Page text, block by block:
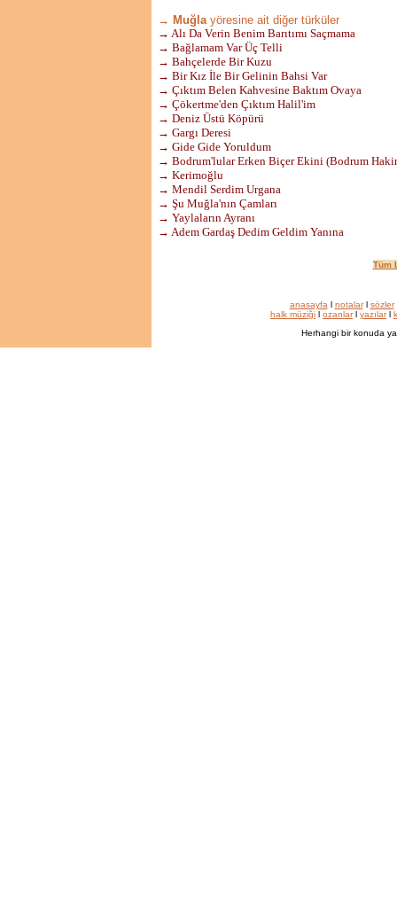
→ Muğlayöresine ait diğer türküler
→ Alı Da Verin Benim Barıtımı Saçmama
→ Bağlamam Var Üç Telli
→ Bahçelerde Bir Kuzu
→ Bir Kız İle Bir Gelinin Bahsi Var
→ Çıktım Belen Kahvesine Baktım Ovaya
→ Çökertme'den Çıktım Halil'im
→ Deniz Üstü Köpürü
→ Gargı Deresi
→ Gide Gide Yoruldum
→ Bodrum'lular Erken Biçer Ekini (Bodrum
→ Kerimoğlu
→ Mendil Serdim Urgana
→ Şu Muğla'nın Çamları
→ Yaylaların Ayranı
→ Adem Gardaş Dedim Geldim Yanına
Tüm
anasayfa l notalarl sözler
halk müziği l ozanlarl yazılarl
Herhangi bir konuda